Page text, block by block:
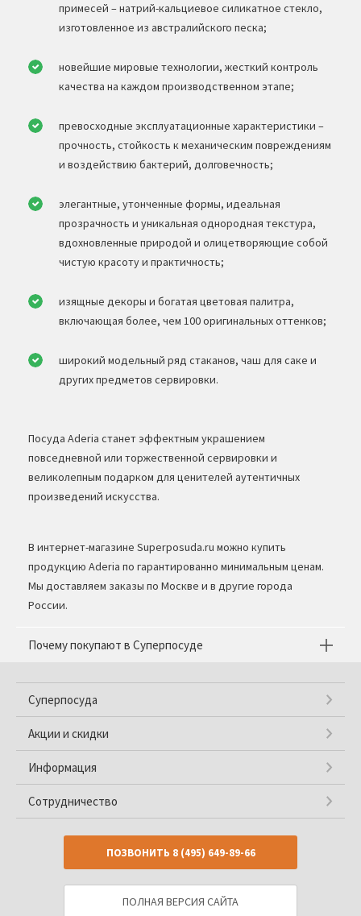
примесей – натрий-кальциевое силикатное стекло,
изготовленное из австралийского песка;
новейшие мировые технологии, жесткий контроль
качества на каждом производственном этапе;
превосходные эксплуатационные характеристики –
прочность, стойкость к механическим повреждениям
и воздействию бактерий, долговечность;
элегантные, утонченные формы, идеальная
прозрачность и уникальная однородная текстура,
вдохновленные природой и олицетворяющие собой
чистую красоту и практичность;
изящные декоры и богатая цветовая палитра,
включающая более, чем 100 оригинальных оттенков;
широкий модельный ряд стаканов, чаш для саке и
других предметов сервировки.
Посуда Aderia станет эффектным украшением
повседневной или торжественной сервировки и
великолепным подарком для ценителей аутентичных
произведений искусства.
В интернет-магазине Superposuda.ru можно купить
продукцию Aderia по гарантированно минимальным ценам.
Мы доставляем заказы по Москве и в другие города
России.
Почему покупают в Суперпосуде
Суперпосуда
Акции и скидки
Информация
Сотрудничество
ПОЗВОНИТЬ 8 (495) 649-89-66
ПОЛНАЯ ВЕРСИЯ САЙТА